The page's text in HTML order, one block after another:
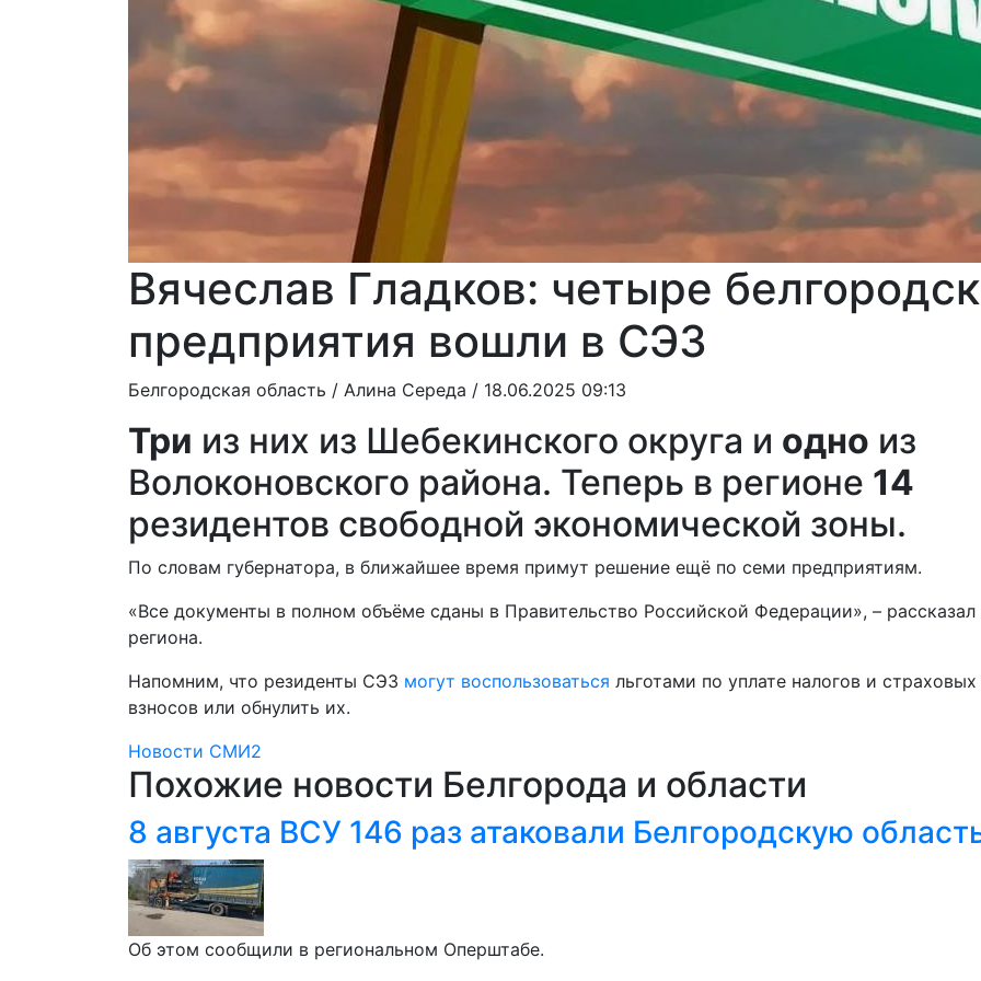
Вячеслав Гладков: четыре
предприятия вошли в СЭЗ
Белгородская область / Алина Середа / 18.06.2025 09:13
Три из них из Шебекинского округа и одно из
Волоконовского района. Теперь в регионе 14
резидентов свободной экономической зоны.
По словам губернатора, в ближайшее время примут решение ещё по семи предприятиям.
«Все документы в полном объёме сданы в Правительство Российской Федерации», – рассказал
региона.
Напомним, что резиденты СЭЗ могут воспользоваться льготами по уплате налогов и страховых
взносов или обнулить их.
Новости СМИ2
Похожие новости Белгорода и области
8 августа ВСУ 146 раз атаковали Белгородскую
Об этом сообщили в региональном Оперштабе.